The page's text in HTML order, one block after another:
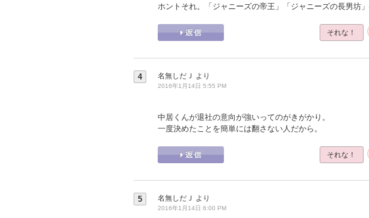
ホントそれ。「ジャニーズの帝王」「ジャニーズの長男坊
それな！
4 名無しだＪ より
2016年1月14日 5:55 PM
中居くんが退社の意向が強いってのがきがかり。
一度決めたことを簡単には翻さない人だから。
それな！
5 名無しだＪ より
2016年1月14日 6:00 PM